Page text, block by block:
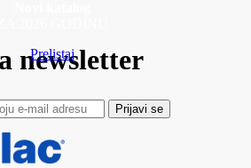
Prelistaj
newsletter
Prijavi se